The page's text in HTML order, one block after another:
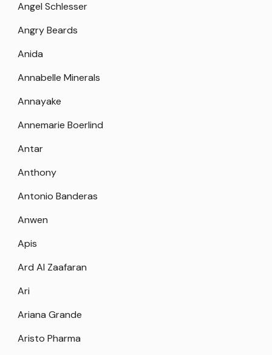
Angel Schlesser
Angry Beards
Anida
Annabelle Minerals
Annayake
Annemarie Boerlind
Antar
Anthony
Antonio Banderas
Anwen
Apis
Ard Al Zaafaran
Ari
Ariana Grande
Aristo Pharma